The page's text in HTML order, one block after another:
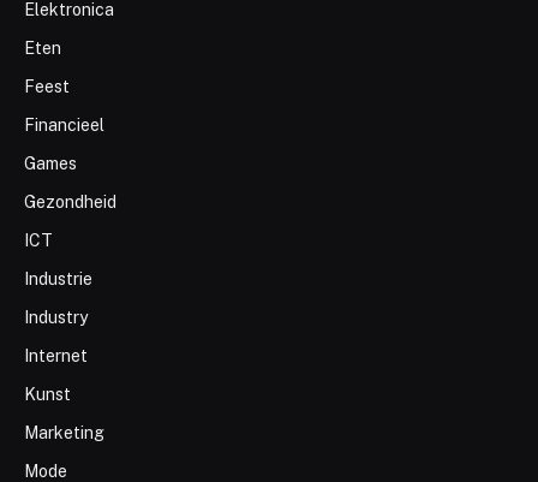
Elektronica
Eten
Feest
Financieel
Games
Gezondheid
ICT
Industrie
Industry
Internet
Kunst
Marketing
Mode